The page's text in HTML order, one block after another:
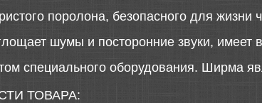
поролона, безопасного для
шумы и посторонние звуки,
специального оборудования. Ширма
ТОВАРА: